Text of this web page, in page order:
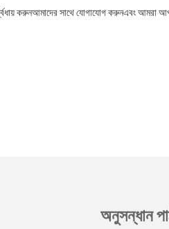
করুনআমাদের সাথে যোগাযোগ করুনএবং আমরা
অনুসন্ধান